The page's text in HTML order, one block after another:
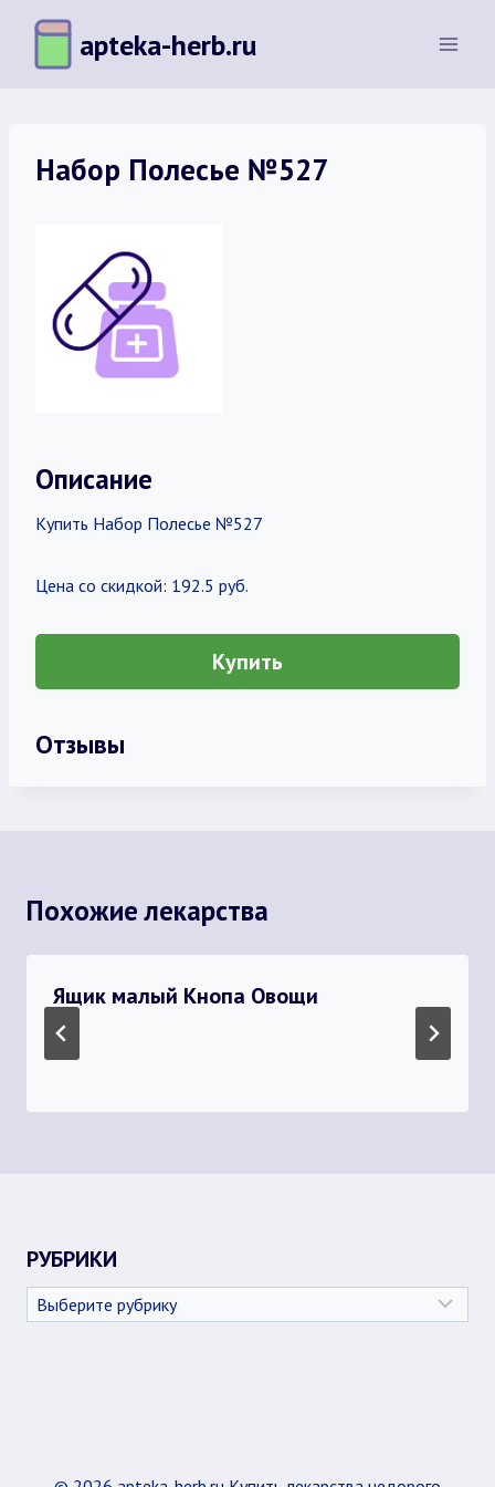
Перейти
содержимому
apteka-herb.ru
Набор Полесье №527
Описание
Купить Набор Полесье №527
Цена со скидкой: 192.5 руб.
Купить
Отзывы
Похожие лекарства
Ящик малый Кнопа Овощи
РУБРИКИ
Рубрики